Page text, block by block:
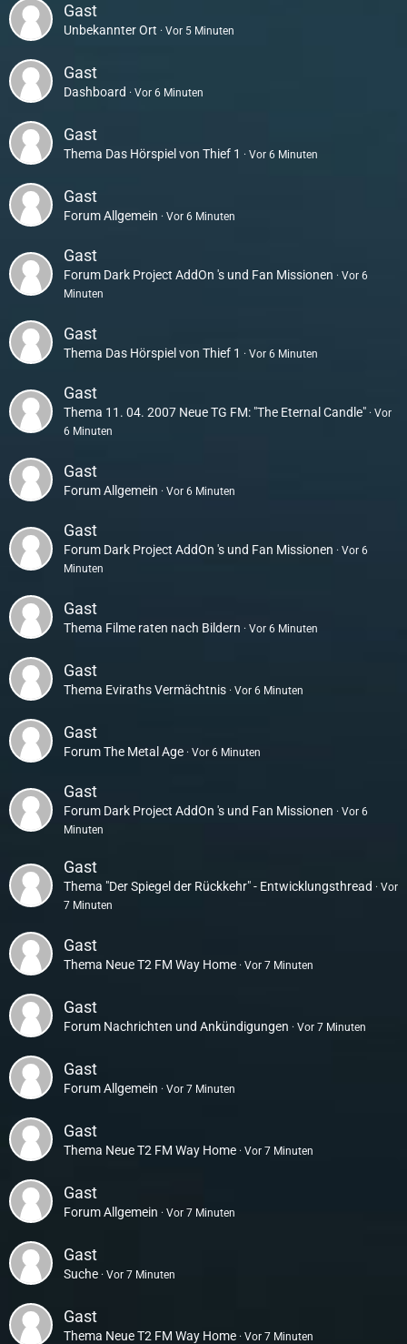
Gast
Unbekannter Ort Vor 5 Minuten
Gast
Dashboard Vor 6 Minuten
Gast
Thema Das Hörspiel von Thief 1 Vor 6 Minuten
Gast
ForumAllgemein Vor 6 Minuten
Gast
Forum Dark Project AddOn 's und Fan Missionen
Vor 6
Minuten
Gast
Thema Das Hörspiel von Thief 1 Vor 6 Minuten
Gast
Thema 11. 04. 2007 Neue TG FM: "The Eternal Candle"
Vor
6 Minuten
Gast
ForumAllgemein Vor 6 Minuten
Gast
Forum Dark Project AddOn 's und Fan Missionen
Vor 6
Minuten
Gast
Thema Filme raten nach Bildern Vor 6 Minuten
Gast
Thema Eviraths Vermächtnis Vor 6 Minuten
Gast
ForumThe Metal Age Vor 6 Minuten
Gast
Forum Dark Project AddOn 's und Fan Missionen
Vor 6
Minuten
Gast
Thema "Der Spiegel der Rückkehr" - Entwicklungsthread
Vor
7 Minuten
Gast
Thema Neue T2 FM Way Home Vor 7 Minuten
Gast
Forum Nachrichten und Ankündigungen Vor 7 Minuten
Gast
ForumAllgemein Vor 7 Minuten
Gast
Thema Neue T2 FM Way Home Vor 7 Minuten
Gast
ForumAllgemein Vor 7 Minuten
Gast
Suche Vor 7 Minuten
Gast
Thema Neue T2 FM Way Home Vor 7 Minuten